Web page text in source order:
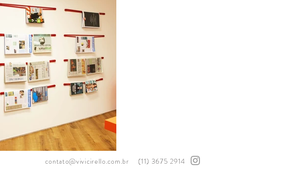
contato@vivicirello.com.br (11) 3675 2914